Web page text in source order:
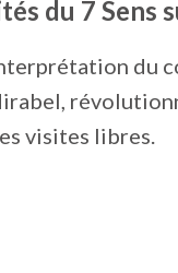
du 7 Sens
du
visites libres.